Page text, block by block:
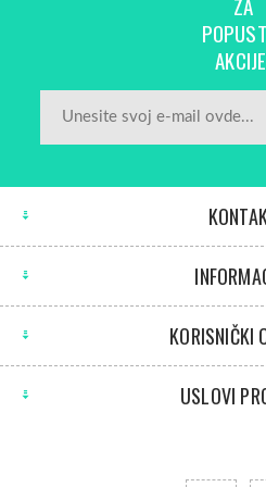
KORISNIČKI
USLOVI